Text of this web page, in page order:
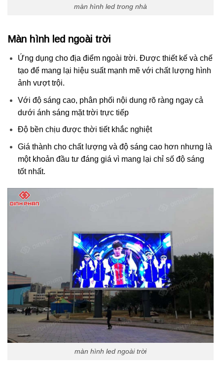
màn hình led trong nhà
Màn hình led ngoài trời
Ứng dụng cho địa điểm ngoài trời. Được thiết kế và chế
tạo để mang lại hiệu suất mạnh mẽ với chất lượng hình
ảnh vượt trội.
Với độ sáng cao, phân phối nội dung rõ ràng ngay cả
dưới ánh sáng mặt trời trực tiếp
Độ bền chịu được thời tiết khắc nghiệt
Giá thành cho chất lượng và độ sáng cao hơn nhưng là
một khoản đầu tư đáng giá vì mang lại chỉ số độ sáng
tốt nhất.
màn hình led ngoài trời